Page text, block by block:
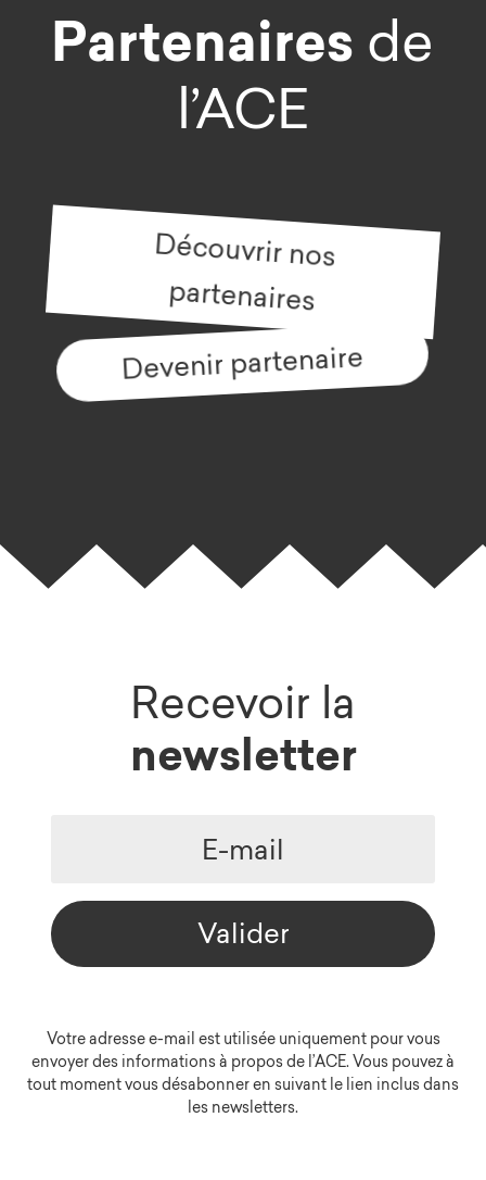
Partenaires de
l’ACE
Découvrir nos
partenaires
Devenir partenaire
Recevoir la
newsletter
Valider
Votre adresse e-mail est utilisée uniquement pour vous
envoyer des informations à propos de l’ACE. Vous pouvez à
tout moment vous désabonner en suivant le lien inclus dans
les newsletters.